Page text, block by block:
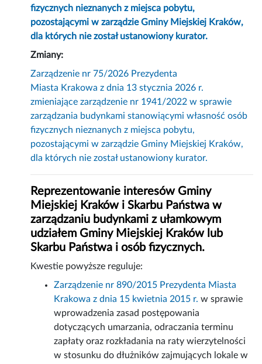
fizycznych nieznanych z miejsca pobytu,
pozostającymi w zarządzie Gminy Miejskiej Kraków,
dla których nie został ustanowiony kurator.
Zmiany:
Zarządzenie nr 75/2026 Prezydenta
Miasta Krakowa z dnia 13 stycznia 2026 r.
zmieniające zarządzenie nr 1941/2022 w sprawie
zarządzania budynkami stanowiącymi własność osób
fizycznych nieznanych z miejsca pobytu,
pozostającymi w zarządzie Gminy Miejskiej Kraków,
dla których nie został ustanowiony kurator.
Reprezentowanie interesów Gminy
Miejskiej Kraków i Skarbu Państwa w
zarządzaniu budynkami z ułamkowym
udziałem Gminy Miejskiej Kraków lub
Skarbu Państwa i osób fizycznych.
Kwestie powyższe reguluje:
Zarządzenie nr 890/2015 Prezydenta Miasta
Krakowa z dnia 15 kwietnia 2015 r. w sprawie
wprowadzenia zasad postępowania
dotyczących umarzania, odraczania terminu
zapłaty oraz rozkładania na raty wierzytelności
w stosunku do dłużników zajmujących lokale w